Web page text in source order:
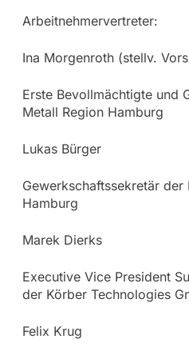
Arbeitnehmervertreter:
Ina Morgenroth (stellv.
Erste Bevollmächtigte und
Metall Region Hamburg
Lukas Bürger
Gewerkschaftssekretär der
Hamburg
Marek Dierks
Executive Vice President
der Körber Technologies
Felix Krug